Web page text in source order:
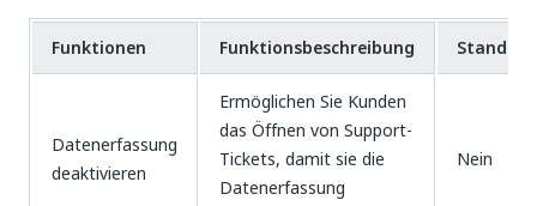
Funktionen Funktionsbeschreibung Standard
Datenerfassung
deaktivieren
Ermöglichen Sie Kunden
das Öffnen von Support-
Tickets, damit sie die
Datenerfassung
Nein